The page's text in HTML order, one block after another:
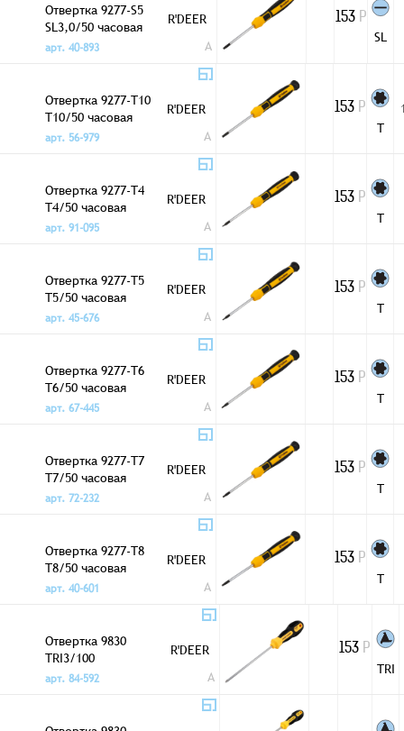
Отвертка 9277-S5
SL3,0/50 часовая
R'DEER
арт. 40-893
A
153 Р
SL
Отвертка 9277-T10
T10/50 часовая
R'DEER
арт. 56-979
A
153 Р
T
Отвертка 9277-T4
T4/50 часовая
R'DEER
арт. 91-095
A
153 Р
T
Отвертка 9277-T5
T5/50 часовая
R'DEER
арт. 45-676
A
153 Р
T
Отвертка 9277-T6
T6/50 часовая
R'DEER
арт. 67-445
A
153 Р
T
Отвертка 9277-T7
T7/50 часовая
R'DEER
арт. 72-232
A
153 Р
T
Отвертка 9277-T8
T8/50 часовая
R'DEER
арт. 40-601
A
153 Р
T
Отвертка 9830
TRI3/100
R'DEER
арт. 84-592
A
153 Р
TRI